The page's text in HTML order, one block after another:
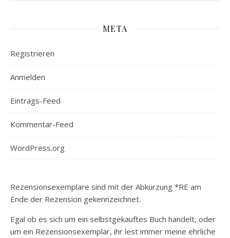
META
Registrieren
Anmelden
Eintrags-Feed
Kommentar-Feed
WordPress.org
Rezensionsexemplare sind mit der Abkürzung *RE am
Ende der Rezension gekennzeichnet.
Egal ob es sich um ein selbstgekauftes Buch handelt, oder
um ein Rezensionsexemplar, ihr lest immer meine ehrliche